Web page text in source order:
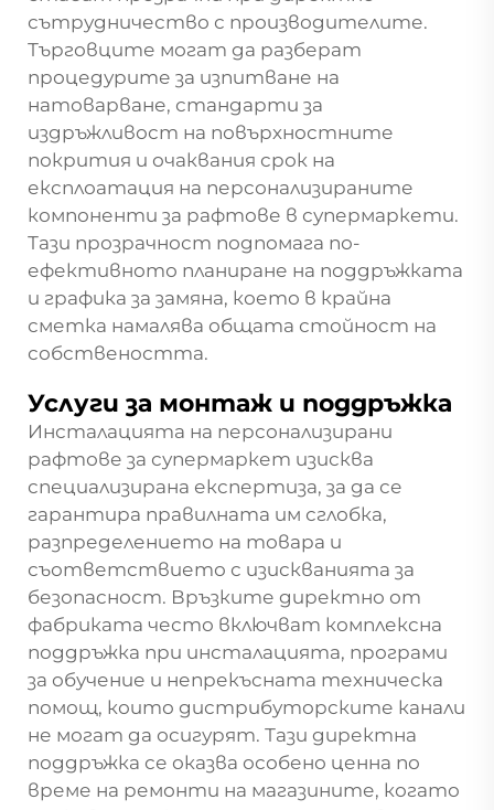
сътрудничество с производителите.
Търговците могат да разберат
процедурите за изпитване на
натоварване, стандарти за
издръжливост на повърхностните
покрития и очаквания срок на
експлоатация на персонализираните
компоненти за рафтове в супермаркети.
Тази прозрачност подпомага по-
ефективното планиране на поддръжката
и графика за замяна, което в крайна
сметка намалява общата стойност на
собствеността.
Услуги за монтаж и поддръжка
Инсталацията на персонализирани
рафтове за супермаркет изисква
специализирана експертиза, за да се
гарантира правилната им сглобка,
разпределението на товара и
съответствието с изискванията за
безопасност. Връзките директно от
фабриката често включват комплексна
поддръжка при инсталацията, програми
за обучение и непрекъсната техническа
помощ, които дистрибуторските канали
не могат да осигурят. Тази директна
поддръжка се оказва особено ценна по
време на ремонти на магазините, когато